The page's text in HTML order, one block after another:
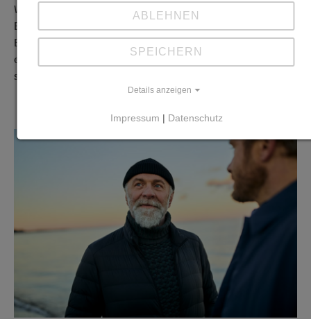
Wünschen und Zielen im Mittelpunkt.
Bankdienstleistungen orientieren sich bei uns an Ihren
Bedürfnissen. Denn egal, was Sie antreibt: Wir beraten Sie
entsprechend unserer genossenschaftlichen Werte
solidarisch, fair, partnerschaftlich und persönlich.
ABLEHNEN
SPEICHERN
Details anzeigen
Impressum | Datenschutz